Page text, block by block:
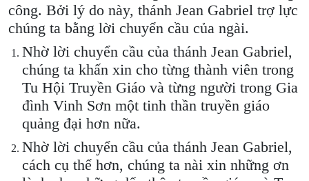
công. Bởi lý do này, thánh Jean Gabriel trợ lực
chúng ta bằng lời chuyển cầu của ngài.
Nhờ lời chuyển cầu của thánh Jean Gabriel,
chúng ta khấn xin cho từng thành viên trong
Tu Hội Truyền Giáo và từng người trong Gia
đình Vinh Sơn một tinh thần truyền giáo
quảng đại hơn nữa.
Nhờ lời chuyển cầu của thánh Jean Gabriel,
cách cụ thể hơn, chúng ta nài xin những ơn